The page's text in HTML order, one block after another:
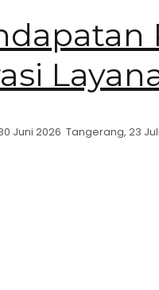
2026 Tangerang, 23